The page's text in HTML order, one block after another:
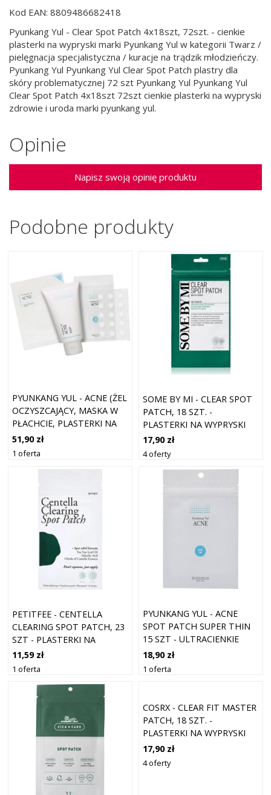
Kod EAN: 8809486682418
Pyunkang Yul - Clear Spot Patch 4x18szt, 72szt. - cienkie
plasterki na wypryski marki Pyunkang Yul w kategorii Twarz /
pielęgnacja specjalistyczna / kuracje na trądzik młodzieńczy.
Pyunkang Yul Pyunkang Yul Clear Spot Patch plastry dla
skóry problematycznej 72 szt Pyunkang Yul Pyunkang Yul
Clear Spot Patch 4x18szt 72szt cienkie plasterki na wypryski
zdrowie i uroda marki pyunkang yul.
Opinie
Napisz swoją opinię produktu
Podobne produkty
PYUNKANG YUL - ACNE (ŻEL
OCZYSZCAJĄCY, MASKA W
PŁACHCIE, PLASTERKI NA
WYPRYSKI) - ZESTAW DLA
SKÓRY TRĄDZIKOWEJ
51,90 zł
1 oferta
SOME BY MI - CLEAR SPOT
PATCH, 18 SZT. -
PLASTERKI NA WYPRYSKI
17,90 zł
4 oferty
PETITFEE - CENTELLA
CLEARING SPOT PATCH, 23
SZT - PLASTERKI NA
WYPRYSKI
11,59 zł
1 oferta
PYUNKANG YUL - ACNE
SPOT PATCH SUPER THIN
15 SZT - ULTRACIENKIE
PLASTRY PUNKTOWE
18,90 zł
1 oferta
COSRX - CLEAR FIT MASTER
PATCH, 18 SZT. -
PLASTERKI NA WYPRYSKI
17,90 zł
4 oferty